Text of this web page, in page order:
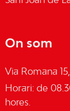
On som
Via Romana
Horari: de
hores.